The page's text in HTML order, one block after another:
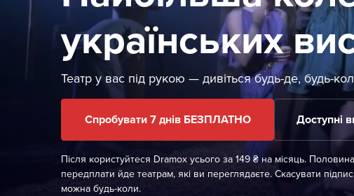
українських
Театр у вас під рукою — дивіться будь-де, будь-
Спробувати 7 днів БЕЗПЛАТНО Доступні
Після користуйтеся Dramox усього за 149 ₴ на місяць. Половина
передплати йде театрам, які ви переглядаєте. Скасувати
можна будь-коли.